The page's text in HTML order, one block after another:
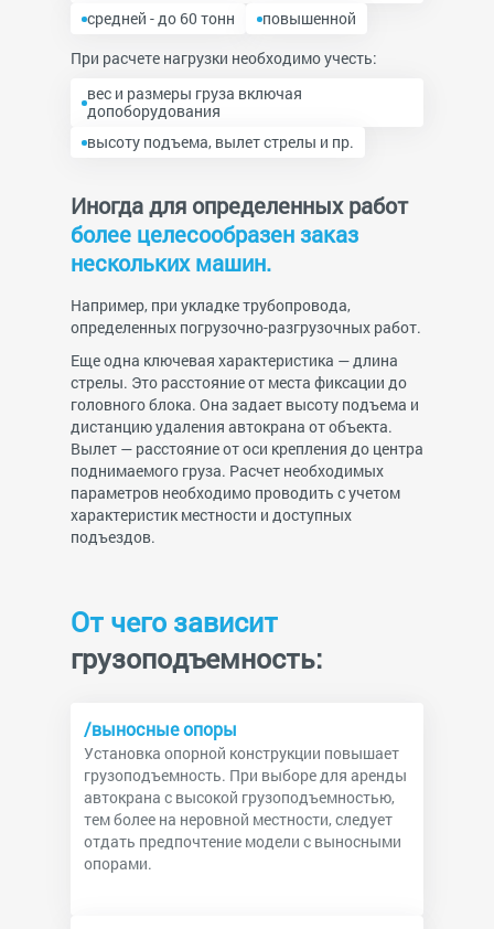
средней - до 60 тонн
повышенной
При расчете нагрузки необходимо учесть:
вес и размеры груза включая
допоборудования
высоту подъема, вылет стрелы и пр.
Иногда для определенных работ
более целесообразен заказ
нескольких машин.
Например, при укладке трубопровода,
определенных погрузочно-разгрузочных работ.
Еще одна ключевая характеристика — длина
стрелы. Это расстояние от места фиксации до
головного блока. Она задает высоту подъема и
дистанцию удаления автокрана от объекта.
Вылет — расстояние от оси крепления до центра
поднимаемого груза. Расчет необходимых
параметров необходимо проводить с учетом
характеристик местности и доступных
подъездов.
От чего зависит
грузоподъемность:
/выносные опоры
Установка опорной конструкции повышает
грузоподъемность. При выборе для аренды
автокрана с высокой грузоподъемностью,
тем более на неровной местности, следует
отдать предпочтение модели с выносными
опорами.